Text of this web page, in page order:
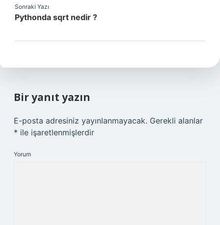
Sonraki Yazı
Pythonda sqrt nedir ?
Bir yanıt yazın
E-posta adresiniz yayınlanmayacak. Gerekli alanlar
* ile işaretlenmişlerdir
Yorum